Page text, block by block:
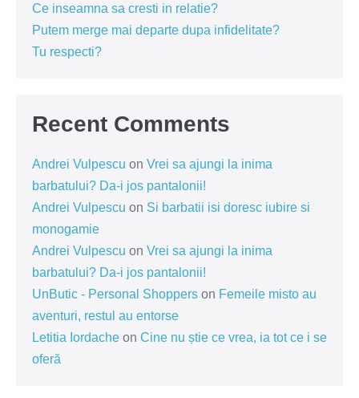
Ce inseamna sa cresti in relatie?
Putem merge mai departe dupa infidelitate?
Tu respecti?
Recent Comments
Andrei Vulpescu on Vrei sa ajungi la inima
barbatului? Da-i jos pantalonii!
Andrei Vulpescu on Si barbatii isi doresc iubire si
monogamie
Andrei Vulpescu on Vrei sa ajungi la inima
barbatului? Da-i jos pantalonii!
UnButic - Personal Shoppers on Femeile misto au
aventuri, restul au entorse
Letitia Iordache on Cine nu știe ce vrea, ia tot ce i se
oferă